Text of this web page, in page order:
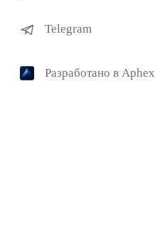
Telegram
Разработано в Aphex